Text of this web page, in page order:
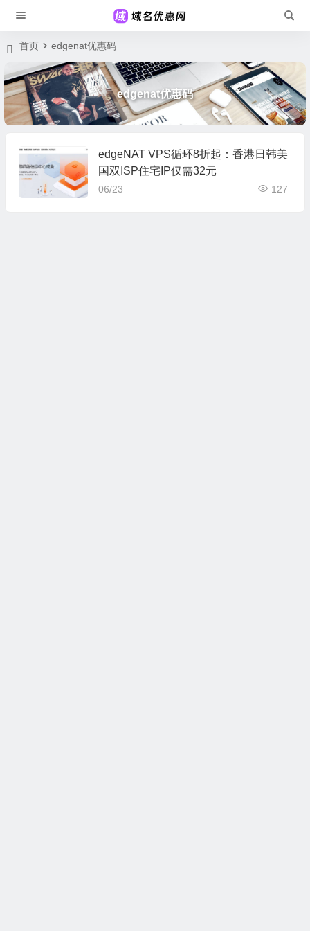
首页 edgenat优惠码
edgenat优惠码
edgeNAT VPS循环8折起：香港日韩美
国双ISP住宅IP仅需32元
06/23 127